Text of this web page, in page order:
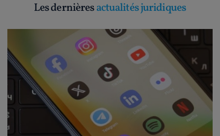
Les dernièresactualités juridiques